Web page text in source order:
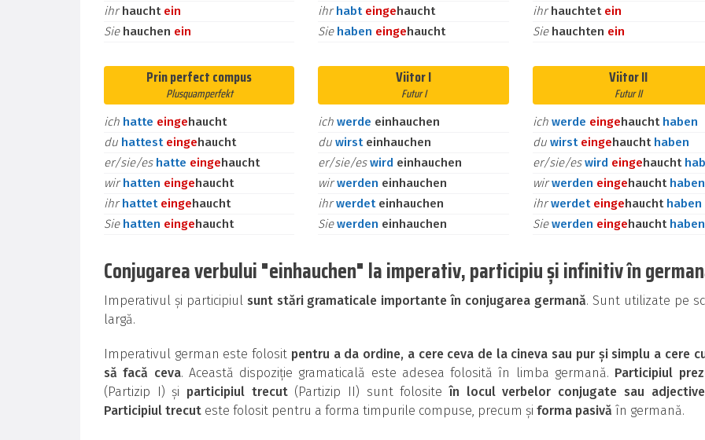
ihrhaucht ein
Sie hauchen ein
ihrhabt eingehaucht
Sie haben eingehaucht
ihrhauchtet ein
Sie hauchten ein
Prin perfect compus
Plusquamperfekt
ich hatte eingehaucht
du hattest eingehaucht
er/sie/es hatte eingehaucht
wirhatten eingehaucht
ihrhattet eingehaucht
Sie hatten eingehaucht
Viitor I
Futur I
ichwerde einhauchen
duwirst einhauchen
er/sie/eswird einhauchen
wirwerden einhauchen
ihrwerdet einhauchen
Siewerden einhauchen
Viitor II
Futur II
ich werde eingehaucht haben
du wirst eingehaucht haben
er/sie/eswird eingehaucht
wirwerden eingehaucht haben
ihrwerdet eingehaucht haben
Siewerden eingehaucht haben
Conjugarea verbului "einhauchen" la imperativ, participiu și infinitiv în
Imperativul și participiul sunt stări gramaticale importante în conjugarea germană. Sunt utilizate pe
largă.
Imperativul german este folosit pentru a da ordine, a cere ceva de la cineva sau pur și simplu a cere
să facă ceva. Această dispoziție gramaticală este adesea folosită în limba germană. Participiul
(Partizip I) și participiul trecut(Partizip II) sunt folositeîn locul verbelor conjugate sau
Participiul trecut este folosit pentru a forma timpurile compuse, precum și forma pasivă în germană.